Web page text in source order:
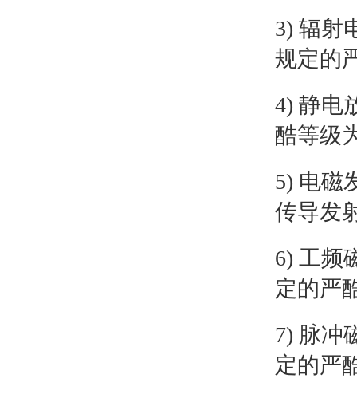
3) 辐射
规定的
4) 静电
酷等级
5) 电磁
传导发
6) 工频
定的严
7) 脉冲
定的严